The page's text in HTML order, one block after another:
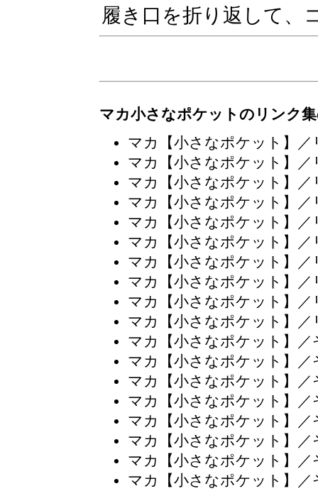
履き口を折り返して、
マカ小さなポケットのリンク
マカ【小さなポケット】／
マカ【小さなポケット】／
マカ【小さなポケット】／
マカ【小さなポケット】／
マカ【小さなポケット】／
マカ【小さなポケット】／
マカ【小さなポケット】／
マカ【小さなポケット】／
マカ【小さなポケット】／
マカ【小さなポケット】／
マカ【小さなポケット】／
マカ【小さなポケット】／
マカ【小さなポケット】／
マカ【小さなポケット】／
マカ【小さなポケット】／
マカ【小さなポケット】／
マカ【小さなポケット】／
マカ【小さなポケット】／